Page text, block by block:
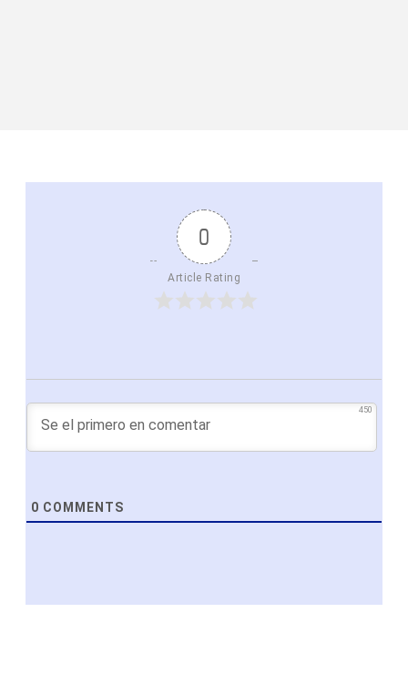
0
Article Rating
450
0 COMMENTS